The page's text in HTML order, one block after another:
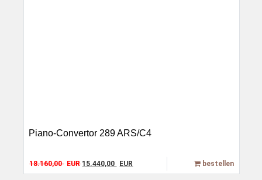
Piano-Convertor 289 ARS/C4
18.160,00 EUR Original price was: 18.160,00 EUR.
15.440,00 EUR Current price is: 15.440,00 EUR.
bestellen